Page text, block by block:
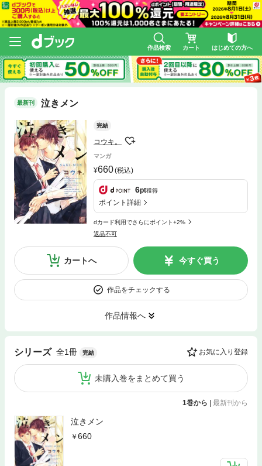
作品検索 カート はじめての方へ
最新刊 泣きメン
完結
コウキ。
マンガ
660(税込)
6pt獲得
ポイント詳細
dカード利用でさらにポイント+2%
返品不可
カートへ 今すぐ買う
作品をチェックする
作品情報へ
シリーズ 全1冊 完結 お気に入り登録
未購入巻をまとめて買う
1巻から 最新刊から
泣きメン
660